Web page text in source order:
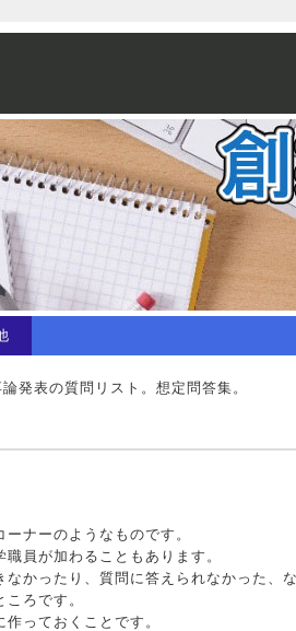
発表の質問リスト。想定問答集。
ナーのようなものです。
員が加わることもあります。
かったり、質問に答えられなかった、
ろです。
っておくことです。